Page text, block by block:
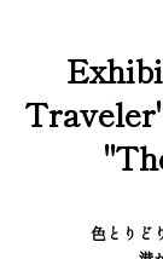
色とりど